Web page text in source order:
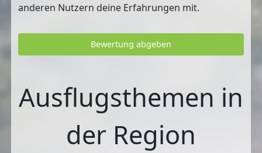
anderen Nutzern deine Erfahrungen mit.
Bewertung abgeben
Ausflugsthemen in
der Region